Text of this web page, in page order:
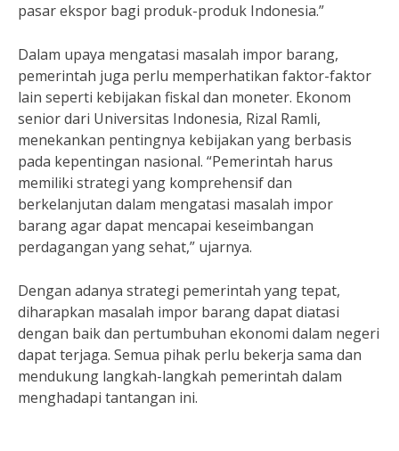
pasar ekspor bagi produk-produk Indonesia.”
Dalam upaya mengatasi masalah impor barang,
pemerintah juga perlu memperhatikan faktor-faktor
lain seperti kebijakan fiskal dan moneter. Ekonom
senior dari Universitas Indonesia, Rizal Ramli,
menekankan pentingnya kebijakan yang berbasis
pada kepentingan nasional. “Pemerintah harus
memiliki strategi yang komprehensif dan
berkelanjutan dalam mengatasi masalah impor
barang agar dapat mencapai keseimbangan
perdagangan yang sehat,” ujarnya.
Dengan adanya strategi pemerintah yang tepat,
diharapkan masalah impor barang dapat diatasi
dengan baik dan pertumbuhan ekonomi dalam negeri
dapat terjaga. Semua pihak perlu bekerja sama dan
mendukung langkah-langkah pemerintah dalam
menghadapi tantangan ini.